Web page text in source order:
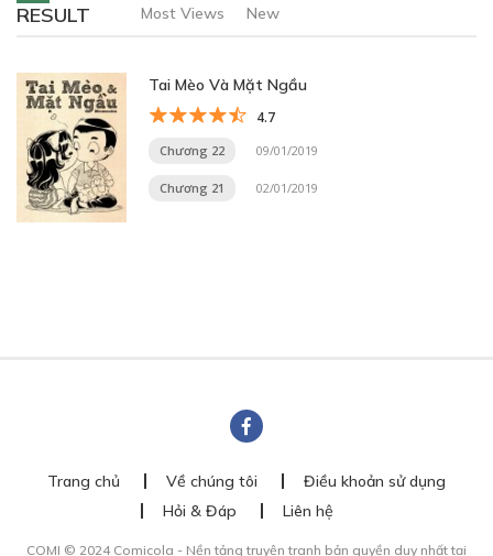
RESULT
Most Views New
Tai Mèo Và Mặt Ngầu
4.7
Chương 22 09/01/2019
Chương 21 02/01/2019
Trang chủ Về chúng tôi
Điều khoản sử dụng
Hỏi & Đáp
Liên hệ
COMI © 2024 Comicola - Nền tảng truyện tranh bản quyền duy nhất tại